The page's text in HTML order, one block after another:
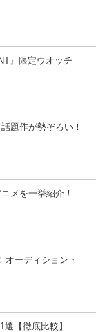
』限定ウオッチ
題作が勢ぞろい！
メを一挙紹介！
オーディション・
【徹底比較】